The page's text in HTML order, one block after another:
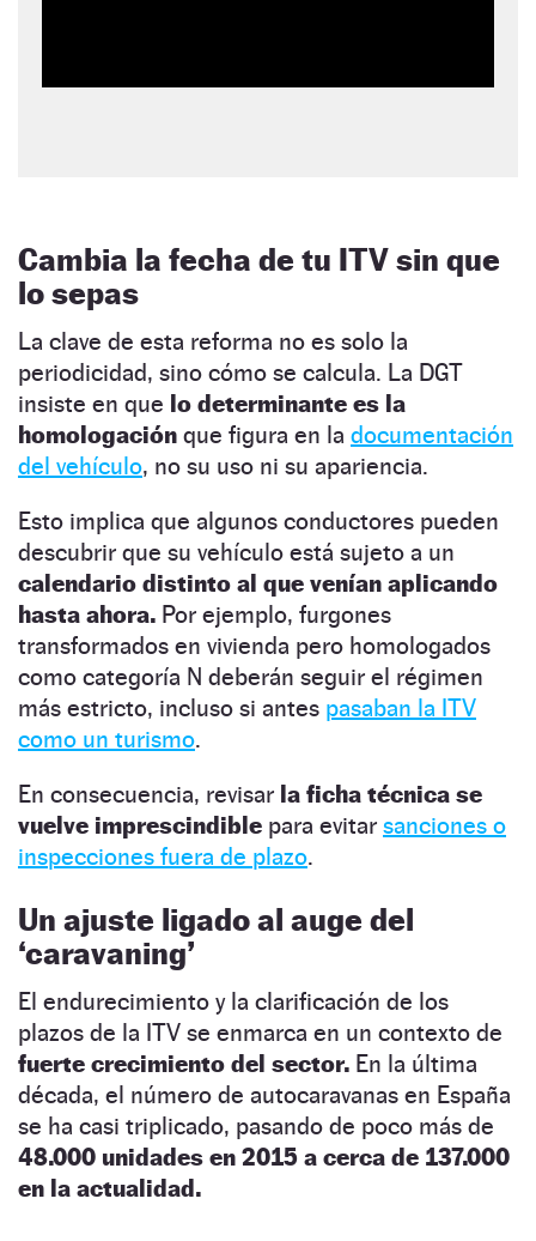
Cambia la fecha de tu ITV sin que
lo sepas
La clave de esta reforma no es solo la
periodicidad, sino cómo se calcula. La DGT
insiste en que lo determinante es la
homologación que figura en la documentación
del vehículo, no su uso ni su apariencia.
Esto implica que algunos conductores pueden
descubrir que su vehículo está sujeto a un
calendario distinto al que venían aplicando
hasta ahora. Por ejemplo, furgones
transformados en vivienda pero homologados
como categoría N deberán seguir el régimen
más estricto, incluso si antes pasaban la ITV
como un turismo.
En consecuencia, revisar la ficha técnica se
vuelve imprescindible para evitar sanciones o
inspecciones fuera de plazo.
Un ajuste ligado al auge del
‘caravaning’
El endurecimiento y la clarificación de los
plazos de la ITV se enmarca en un contexto de
fuerte crecimiento del sector. En la última
década, el número de autocaravanas en España
se ha casi triplicado, pasando de poco más de
48.000 unidades en 2015 a cerca de 137.000
en la actualidad.